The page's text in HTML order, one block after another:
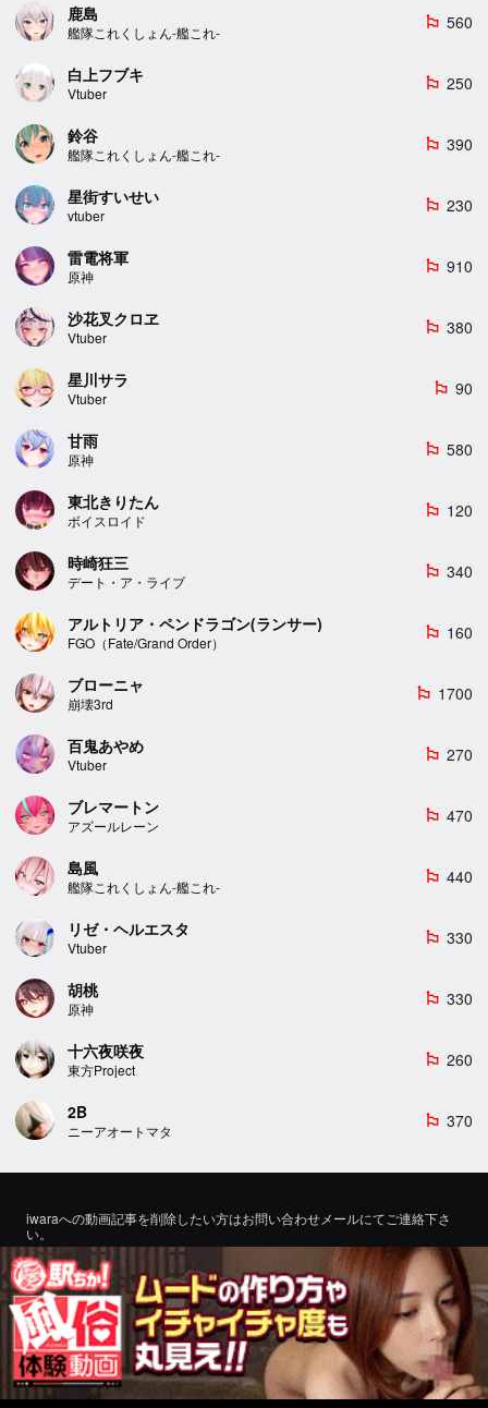
鹿島
艦隊これくしょん-艦これ-
emoji_flags 560
白上フブキ
Vtuber
emoji_flags 250
鈴谷
艦隊これくしょん-艦これ-
emoji_flags 390
星街すいせい
vtuber
emoji_flags 230
雷電将軍
原神
emoji_flags 910
沙花叉クロヱ
Vtuber
emoji_flags 380
星川サラ
Vtuber
emoji_flags 90
甘雨
原神
emoji_flags 580
東北きりたん
ボイスロイド
emoji_flags 120
時崎狂三
デート・ア・ライブ
emoji_flags 340
アルトリア・ペンドラゴン(ランサー)
FGO（Fate/Grand Order）
emoji_flags 160
ブローニャ
崩壊3rd
emoji_flags 1700
百鬼あやめ
Vtuber
emoji_flags 270
ブレマートン
アズールレーン
emoji_flags 470
島風
艦隊これくしょん-艦これ-
emoji_flags 440
リゼ・ヘルエスタ
Vtuber
emoji_flags 330
胡桃
原神
emoji_flags 330
十六夜咲夜
東方Project
emoji_flags 260
2B
ニーアオートマタ
emoji_flags 370
iwaraへの動画記事を削除したい方はお問い合わせメールにてご連絡下さ
い。
If you would like to remove a video article to iwara, please contact us by
email for inquiry.
お問い合わせ ©2022 エロMMDTube